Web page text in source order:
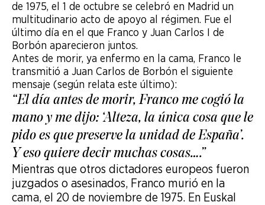
de 1975, el 1 de octubre se celebró en Madrid un
multitudinario acto de apoyo al régimen. Fue el
último día en el que Franco y Juan Carlos I de
Borbón aparecieron juntos.
Antes de morir, ya enfermo en la cama, Franco le
transmitió a Juan Carlos de Borbón el siguiente
mensaje (según relata este último):
“El día antes de morir, Franco me cogió la
mano y me dijo: ‘Alteza, la única cosa que le
pido es que preserve la unidad de España’.
Y eso quiere decir muchas cosas….”
Mientras que otros dictadores europeos fueron
juzgados o asesinados, Franco murió en la
cama, el 20 de noviembre de 1975. En Euskal